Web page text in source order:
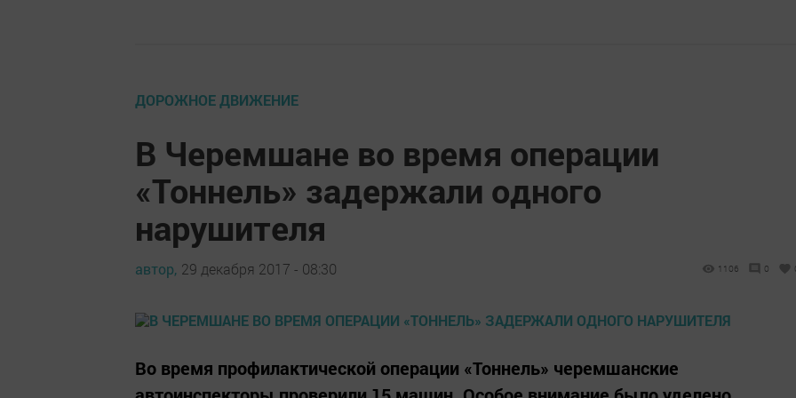
ДОРОЖНОЕ ДВИЖЕНИЕ
В Черемшане во время операции
«Тоннель» задержали одного
нарушителя
автор, 29 декабря 2017 - 08:30 1106 0
Во время профилактической операции «Тоннель» черемшанские